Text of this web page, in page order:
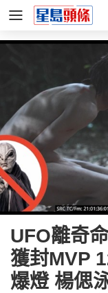
UFO離奇
獲封MVP
爆燈 楊偲